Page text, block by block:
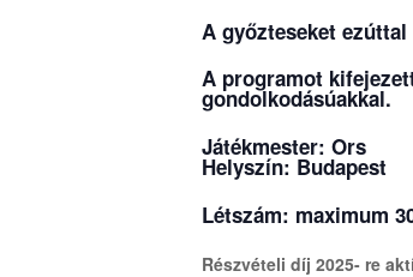
A győzteseket
A programot
gondolkodásúakkal.
Játékmester: Ors
Helyszín: Budapest
Létszám: maximum
Részvételi díj 2025- re